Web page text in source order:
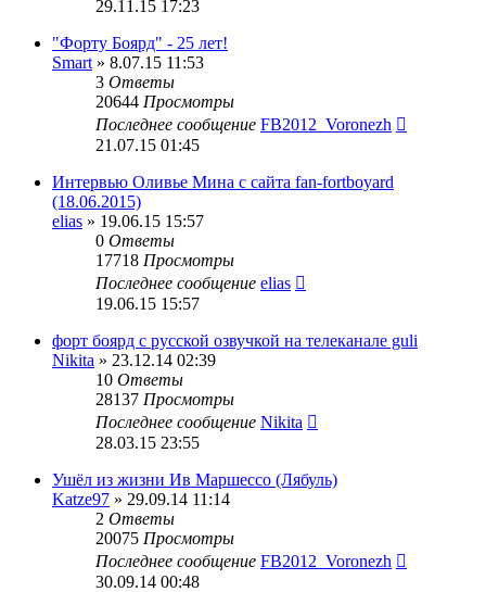
29.11.15 17:23
"Форту Боярд" - 25 лет!
Smart » 8.07.15 11:53
3 Ответы
20644 Просмотры
Последнее сообщение FB2012_Voronezh
21.07.15 01:45
Интервью Оливье Мина с сайта fan-fortboyard
(18.06.2015)
elias » 19.06.15 15:57
0 Ответы
17718 Просмотры
Последнее сообщение elias
19.06.15 15:57
форт боярд с русской озвучкой на телеканале guli
Nikita » 23.12.14 02:39
10 Ответы
28137 Просмотры
Последнее сообщение Nikita
28.03.15 23:55
Ушёл из жизни Ив Маршессо (Лябуль)
Katze97 » 29.09.14 11:14
2 Ответы
20075 Просмотры
Последнее сообщение FB2012_Voronezh
30.09.14 00:48